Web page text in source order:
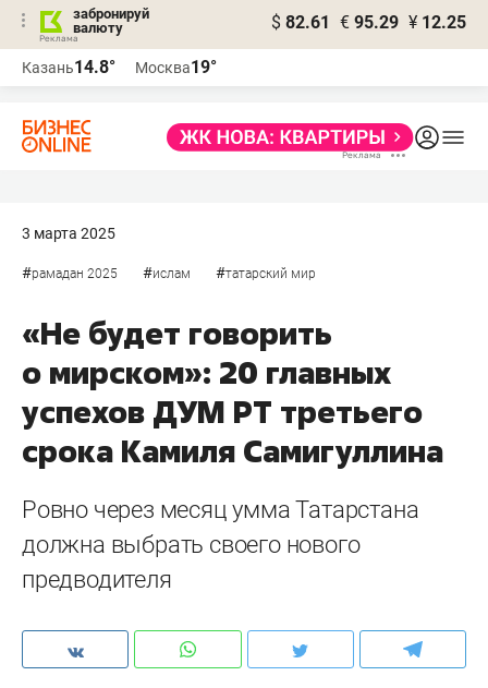
забронируй
валюту
$ 82.61 € 95.29 ¥ 12.25
Казань14.8° Москва19°
3 марта 2025
#рамадан 2025 #ислам #татарский мир
«Не будет говорить
о мирском»: 20 главных
успехов ДУМ РТ третьего
срока Камиля Самигуллина
Ровно через месяц умма Татарстана
должна выбрать своего нового
предводителя